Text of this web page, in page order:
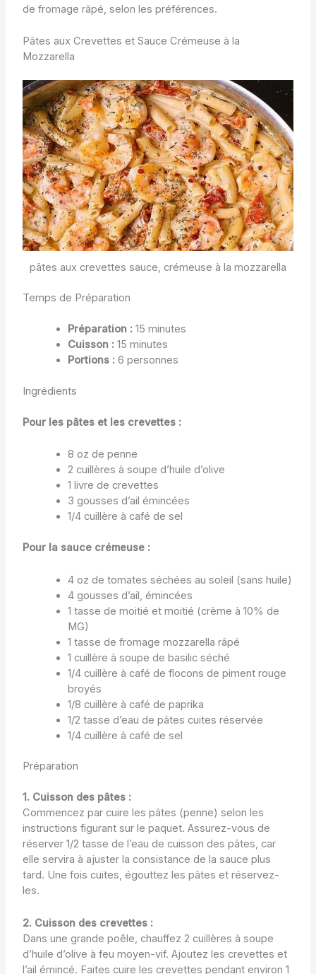
de fromage râpé, selon les préférences.
Pâtes aux Crevettes et Sauce Crémeuse à la
Mozzarella
pâtes aux crevettes sauce, crémeuse à la mozzarella
Temps de Préparation
Préparation : 15 minutes
Cuisson : 15 minutes
Portions : 6 personnes
Ingrédients
Pour les pâtes et les crevettes :
8 oz de penne
2 cuillères à soupe d’huile d’olive
1 livre de crevettes
3 gousses d’ail émincées
1/4 cuillère à café de sel
Pour la sauce crémeuse :
4 oz de tomates séchées au soleil (sans huile)
4 gousses d’ail, émincées
1 tasse de moitié et moitié (crème à 10% de
MG)
1 tasse de fromage mozzarella râpé
1 cuillère à soupe de basilic séché
1/4 cuillère à café de flocons de piment rouge
broyés
1/8 cuillère à café de paprika
1/2 tasse d’eau de pâtes cuites réservée
1/4 cuillère à café de sel
Préparation
1. Cuisson des pâtes :
Commencez par cuire les pâtes (penne) selon les
instructions figurant sur le paquet. Assurez-vous de
réserver 1/2 tasse de l’eau de cuisson des pâtes, car
elle servira à ajuster la consistance de la sauce plus
tard. Une fois cuites, égouttez les pâtes et réservez-
les.
2. Cuisson des crevettes :
Dans une grande poêle, chauffez 2 cuillères à soupe
d’huile d’olive à feu moyen-vif. Ajoutez les crevettes et
l’ail émincé. Faites cuire les crevettes pendant environ 1